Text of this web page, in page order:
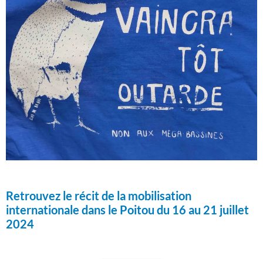
Retrouvez le récit de la mobilisation
internationale dans le Poitou du 16 au 21 juillet
2024